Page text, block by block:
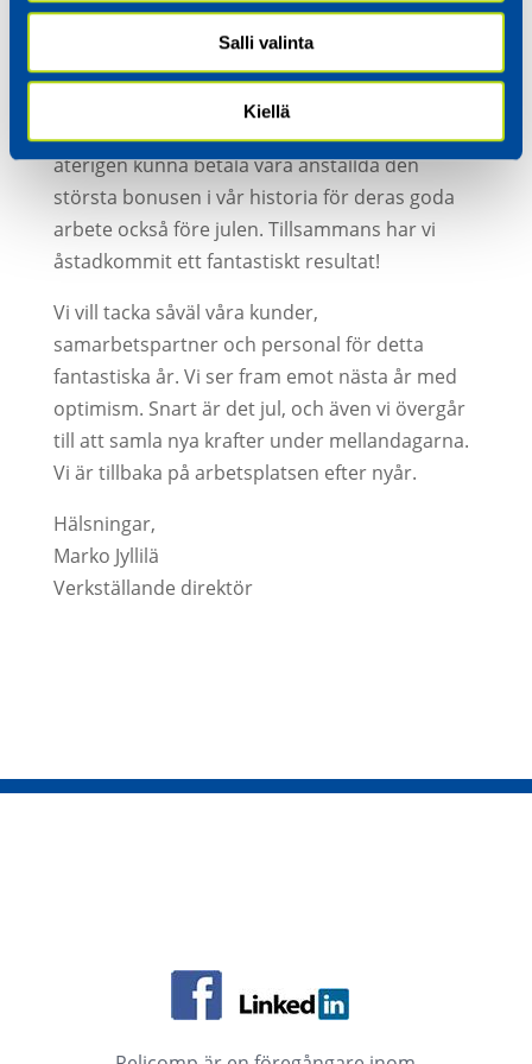
Salli valinta
Kiellä
procents nivå. Våra investeringar i personal
och investeringar i utrustning har säkerställt
en kontrollerad tillväxt, och vi fortsätter på
samma linje nästa år. Vi är glada över att
återigen kunna betala våra anställda den
största bonusen i vår historia för deras goda
arbete också före julen. Tillsammans har vi
åstadkommit ett fantastiskt resultat!
Vi vill tacka såväl våra kunder,
samarbetspartner och personal för detta
fantastiska år. Vi ser fram emot nästa år med
optimism. Snart är det jul, och även vi övergår
till att samla nya krafter under mellandagarna.
Vi är tillbaka på arbetsplatsen efter nyår.
Hälsningar,
Marko Jyllilä
Verkställande direktör